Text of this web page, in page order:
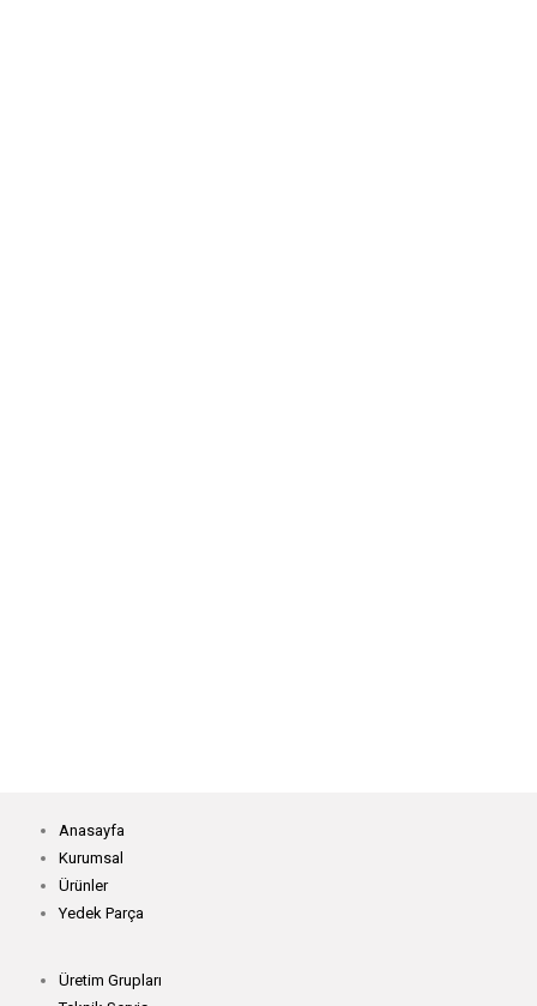
Anasayfa
Kurumsal
Ürünler
Yedek Parça
Üretim Grupları